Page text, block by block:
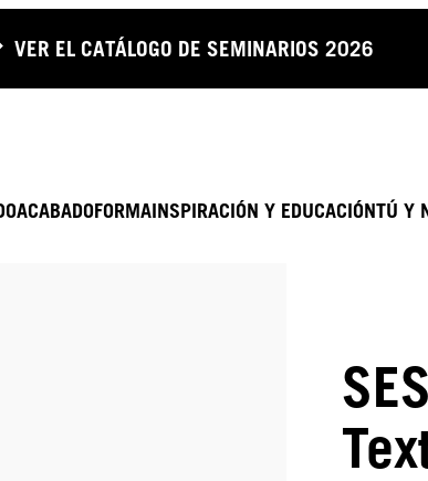
VER EL CATÁLOGO DE SEMINARIOS 2026
ACABADOFORMAINSPIRACIÓN Y EDUCACIÓNTÚ Y